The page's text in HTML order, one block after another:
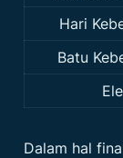
Hari
Batu
Dalam hal